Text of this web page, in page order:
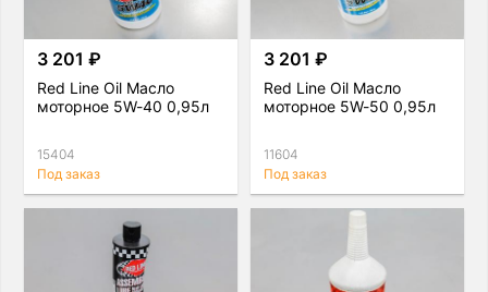
3 201 ₽
Red Line Oil Масло
моторное 5W-40 0,95л
15404
Под заказ
3 201 ₽
Red Line Oil Масло
моторное 5W-50 0,95л
11604
Под заказ